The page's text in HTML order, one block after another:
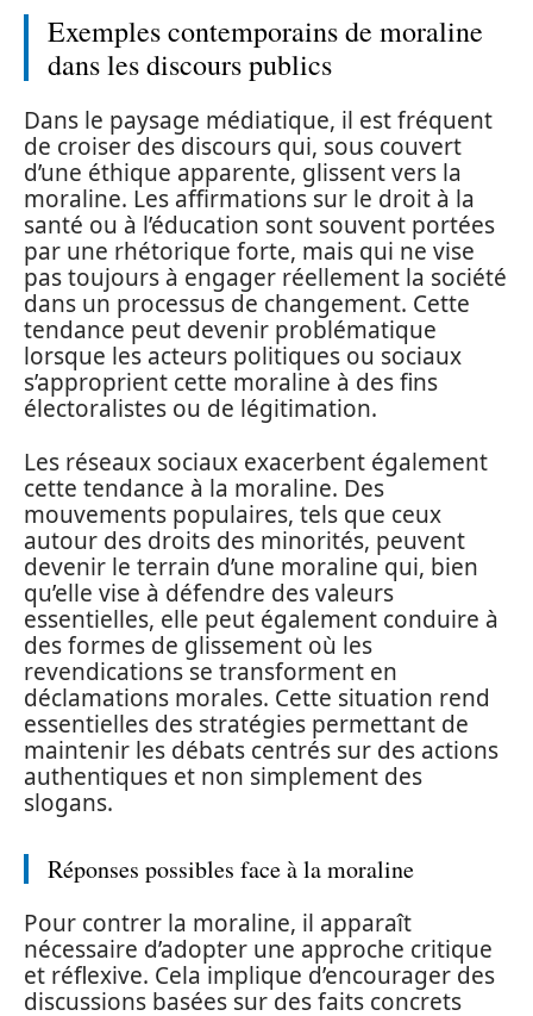
Exemples contemporains de moraline
dans les discours publics
Dans le paysage médiatique, il est fréquent
de croiser des discours qui, sous couvert
d’une éthique apparente, glissent vers la
moraline. Les affirmations sur le droit à la
santé ou à l’éducation sont souvent portées
par une rhétorique forte, mais qui ne vise
pas toujours à engager réellement la société
dans un processus de changement. Cette
tendance peut devenir problématique
lorsque les acteurs politiques ou sociaux
s’approprient cette moraline à des fins
électoralistes ou de légitimation.
Les réseaux sociaux exacerbent également
cette tendance à la moraline. Des
mouvements populaires, tels que ceux
autour des droits des minorités, peuvent
devenir le terrain d’une moraline qui, bien
qu’elle vise à défendre des valeurs
essentielles, elle peut également conduire à
des formes de glissement où les
revendications se transforment en
déclamations morales. Cette situation rend
essentielles des stratégies permettant de
maintenir les débats centrés sur des actions
authentiques et non simplement des
slogans.
Réponses possibles face à la moraline
Pour contrer la moraline, il apparaît
nécessaire d’adopter une approche critique
et réflexive. Cela implique d’encourager des
discussions basées sur des faits concrets